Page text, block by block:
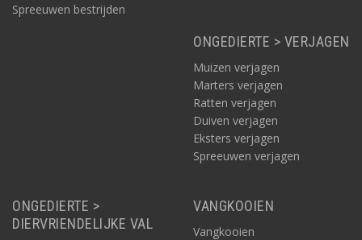
Spreeuwen bestrijden
ONGEDIERTE > VERJAGEN
Muizen verjagen
Marters verjagen
Ratten verjagen
Duiven verjagen
Eksters verjagen
Spreeuwen verjagen
ONGEDIERTE >
DIERVRIENDELIJKE VAL
VANGKOOIEN
Vangkooien